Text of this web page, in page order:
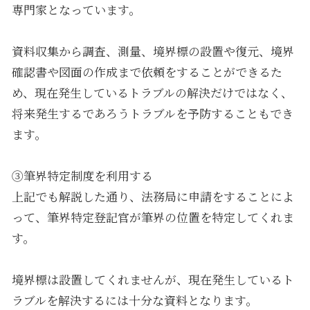
専門家となっています。
資料収集から調査、測量、境界標の設置や復元、境界
確認書や図面の作成まで依頼をすることができるた
め、現在発生しているトラブルの解決だけではなく、
将来発生するであろうトラブルを予防することもでき
ます。
③筆界特定制度を利用する
上記でも解説した通り、法務局に申請をすることによ
って、筆界特定登記官が筆界の位置を特定してくれま
す。
境界標は設置してくれませんが、現在発生しているト
ラブルを解決するには十分な資料となります。